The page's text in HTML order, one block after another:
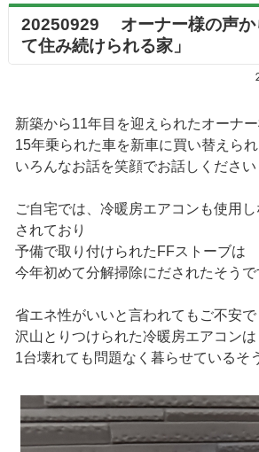
20250929 オーナー様の声か
て住み続けられる家」
新築から11年目を迎えられたオーナ
15年乗られた車を新車に買い替えら
いろんなお話を笑顔でお話しください
ご自宅では、冷暖房エアコンも使用
されており
予備で取り付けられたFFストーブは
今年初めて分解掃除にだされたそうで
省エネ性がいいと言われてもご不安で
沢山とりつけられた冷暖房エアコンは
1台壊れても問題なく暮らせているそ